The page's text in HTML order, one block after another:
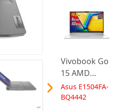
Vivobook Go
15 AMD
Ryzen 5
7520U 8GB
Asus E1504FA-
BQ4442